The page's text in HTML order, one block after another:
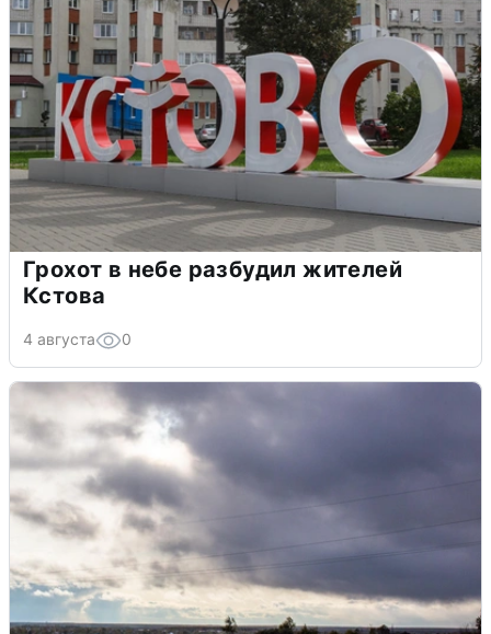
Грохот в небе разбудил жителей
Кстова
4 августа 0